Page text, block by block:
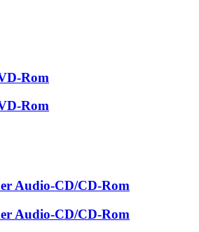
Rom
Rom
Audio-CD/CD-Rom
Audio-CD/CD-Rom